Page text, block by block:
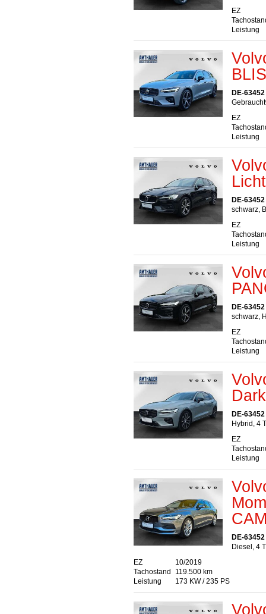
EZ
Leistung
DE-
EZ
Leistung
DE-
schwarz,
EZ
Leistung
DE-
schwarz,
EZ
Leistung
DE-
Hybrid, 4
EZ
Leistung
DE-
Diesel, 4
EZ
10/2019
Tachostand
119.500 km
Leistung
173 KW / 235 PS